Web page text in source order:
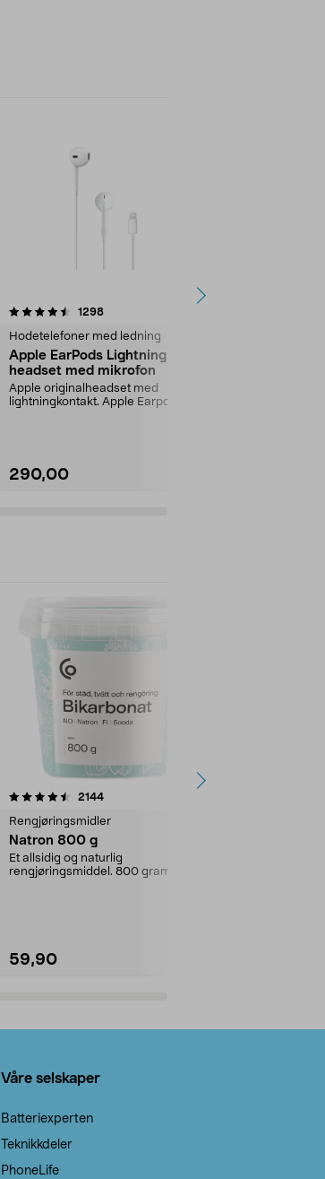
1298anmeldelser
Hodetelefoner med ledning
Apple EarPods Lightning,
headset med mikrofon
Apple originalheadset med
lightningkontakt. Apple Earpods
290,00
4.0 av 5 stjerner
2144anmeldelser
Rengjøringsmidler
Natron 800 g
Et allsidig og naturlig
rengjøringsmiddel. 800 gram
59,90
4.0av 5 stjerner
Våre selskaper
Batteriexperten
Teknikkdeler
PhoneLife